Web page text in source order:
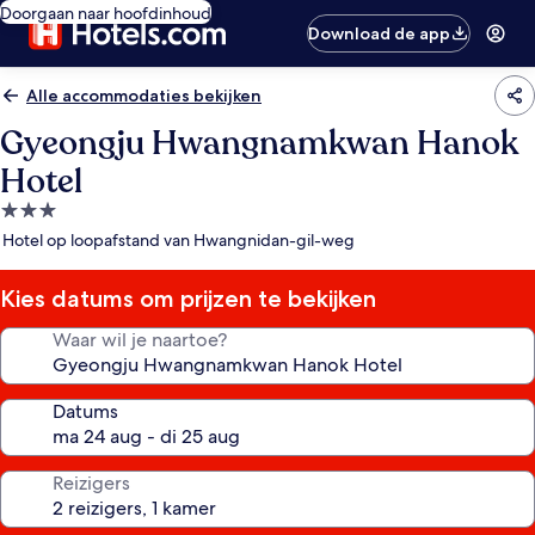
Doorgaan naar hoofdinhoud
Download de app
Alle accommodaties bekijken
Gyeongju Hwangnamkwan Hanok
Hotel
3.0-
sterrenaccommodatie
Hotel op loopafstand van Hwangnidan-gil-weg
Kies datums om prijzen te bekijken
Waar wil je naartoe?
Datums
Reizigers